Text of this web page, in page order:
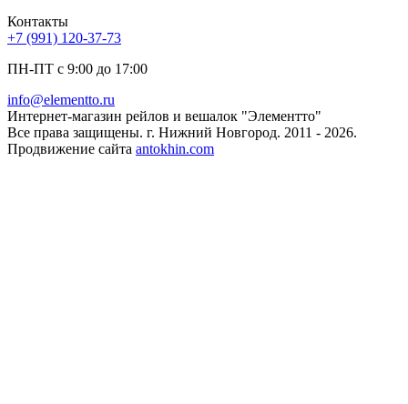
Контакты
+7 (991) 120-37-73
ПН-ПТ с 9:00 до 17:00
info@elementto.ru
Интернет-магазин рейлов и вешалок "Элементто"
Все права защищены. г. Нижний Новгород. 2011 - 2026.
Продвижение сайта antokhin.com